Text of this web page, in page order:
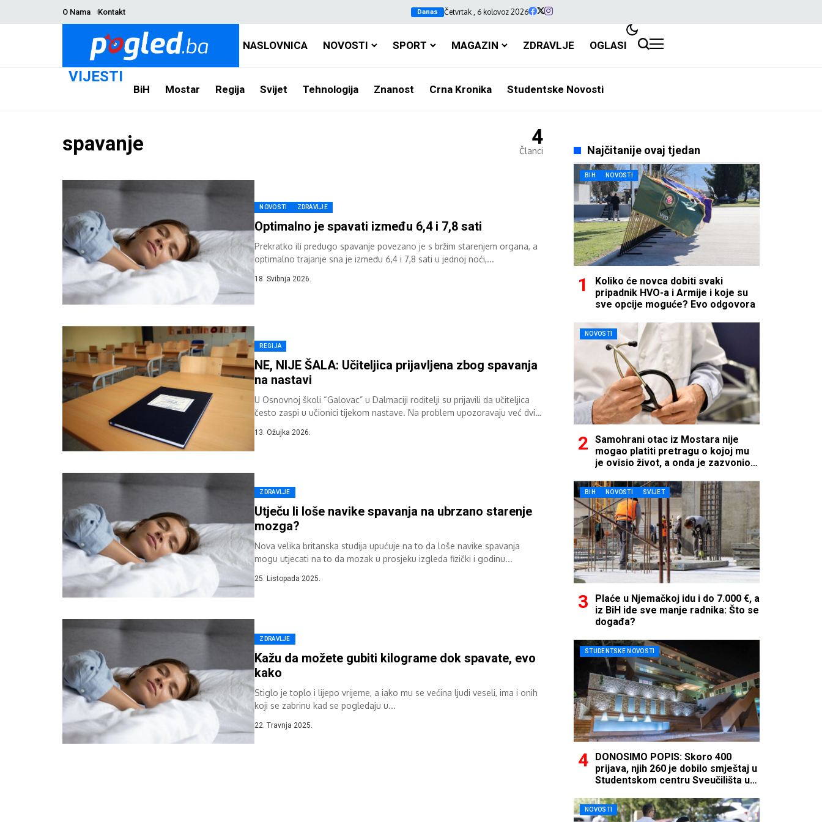
O Nama Kontakt Danas Četvrtak , 6 kolovoz 2026
NASLOVNICA NOVOSTI SPORT MAGAZIN ZDRAVLJE OGLASI
VIJESTI
BiH Mostar Regija Svijet Tehnologija Znanost Crna Kronika Studentske Novosti
spavanje 4
Članci
NOVOSTI ZDRAVLJE
Optimalno je spavati između 6,4 i 7,8 sati
Prekratko ili predugo spavanje povezano je s bržim starenjem organa, a
optimalno trajanje sna je između 6,4 i 7,8 sati u jednoj noći,...
18. Svibnja 2026.
REGIJA
NE, NIJE ŠALA: Učiteljica prijavljena zbog spavanja
na nastavi
U Osnovnoj školi “Galovac” u Dalmaciji roditelji su prijavili da učiteljica
često zaspi u učionici tijekom nastave. Na problem upozoravaju već dvije
13. Ožujka 2026.
ZDRAVLJE
Utječu li loše navike spavanja na ubrzano starenje
mozga?
Nova velika britanska studija upućuje na to da loše navike spavanja
mogu utjecati na to da mozak u prosjeku izgleda fizički i godinu...
25. Listopada 2025.
ZDRAVLJE
Kažu da možete gubiti kilograme dok spavate, evo
kako
Stiglo je toplo i lijepo vrijeme, a iako mu se većina ljudi veseli, ima i onih
koji se zabrinu kad se pogledaju u...
22. Travnja 2025.
Najčitanije ovaj tjedan
BIH NOVOSTI
Koliko će novca dobiti svaki
pripadnik HVO-a i Armije i koje su
sve opcije moguće? Evo odgovora
NOVOSTI
Samohrani otac iz Mostara nije
mogao platiti pretragu o kojoj mu
je ovisio život, a onda je zazvonio
BIH NOVOSTI SVIJET
Plaće u Njemačkoj idu i do 7.000 €, a
iz BiH ide sve manje radnika: Što se
događa?
STUDENTSKE NOVOSTI
DONOSIMO POPIS: Skoro 400
prijava, njih 260 je dobilo smještaj u
Studentskom centru Sveučilišta u
NOVOSTI